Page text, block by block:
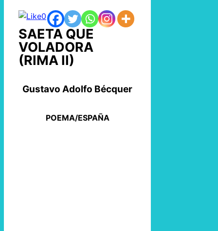
0
SAETA QUE
VOLADORA
(RIMA II)
Gustavo Adolfo Bécquer
POEMA/ESPAÑA